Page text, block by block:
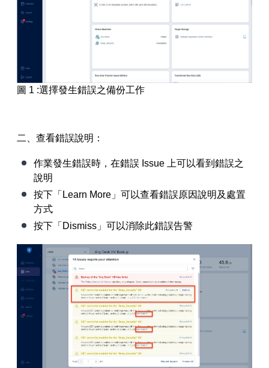
圖 1 :選擇發生錯誤之備份工作
二、查看錯誤說明：
作業發生錯誤時，在錯誤 Issue 上可以看到錯誤之
說明
按下「Learn More」可以查看錯誤原因說明及處置
方式
按下「Dismiss」可以消除此錯誤告警